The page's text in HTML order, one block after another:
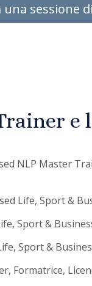
una sessione
e
NLP Master
Life, Sport &
Sport &
Sport &
Formatrice,